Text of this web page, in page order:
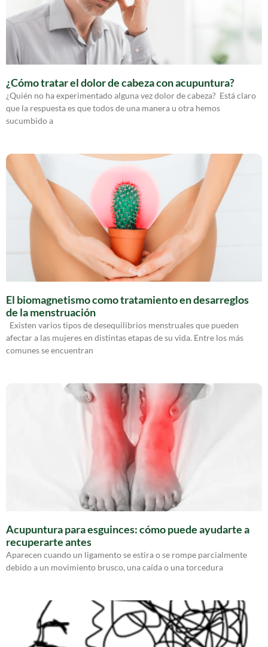
¿Cómo tratar el dolor de cabeza con acupuntura?
¿Quién no ha experimentado alguna vez dolor de cabeza? Está claro
que la respuesta es que todos de una manera u otra hemos
sucumbido a
El biomagnetismo como tratamiento en desarreglos
de la menstruación
Existen varios tipos de desequilibrios menstruales que pueden
afectar a las mujeres en distintas etapas de su vida. Entre los más
comunes se encuentran
Acupuntura para esguinces: cómo puede ayudarte a
recuperarte antes
Aparecen cuando un ligamento se estira o se rompe parcialmente
debido a un movimiento brusco, una caída o una torcedura